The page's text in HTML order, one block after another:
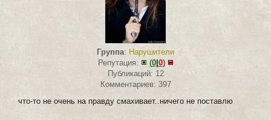
Группа: Нарушители
Репутация:
(0|0)
Публикаций: 12
Комментариев: 397
что-то не очень на правду смахивает..ничего не поставлю